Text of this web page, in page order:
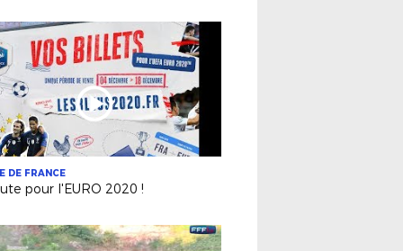
DE FRANCE
pour l'EURO 2020 !